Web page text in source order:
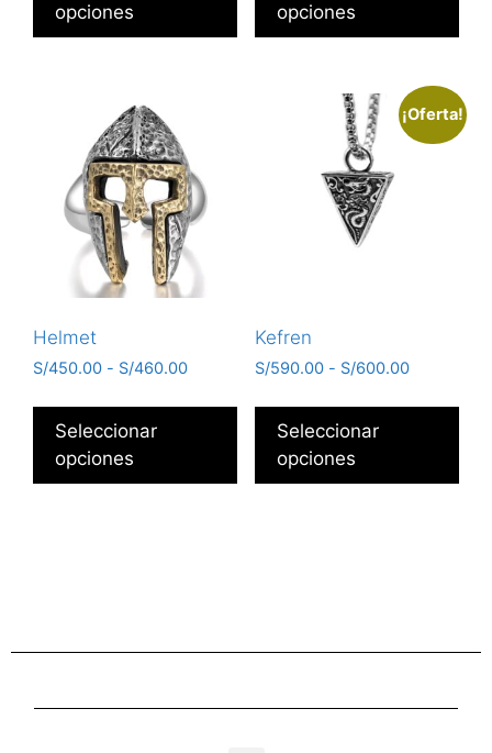
opciones
opciones
Helmet
S/450.00 - S/460.00
Seleccionar
opciones
¡Oferta!
Kefren
S/590.00 - S/600.00
Seleccionar
opciones